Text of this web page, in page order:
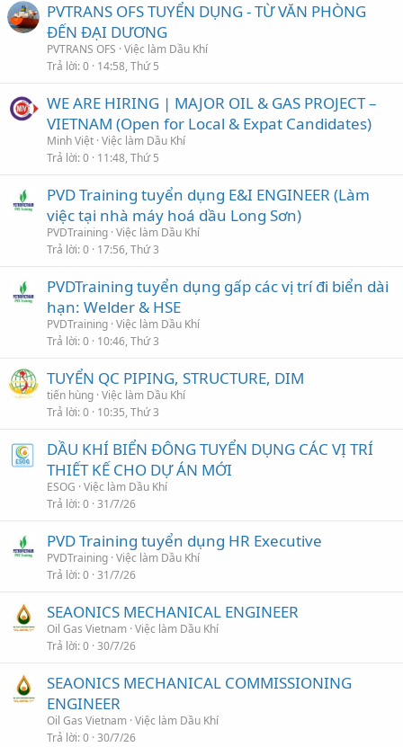
PVTRANS OFS TUYỂN DỤNG - TỪ VĂN PHÒNG
ĐẾN ĐẠI DƯƠNG
PVTRANS OFS Việc làm Dầu Khí
Trả lời 0 14:58, Thứ 5
WE ARE HIRING | MAJOR OIL & GAS PROJECT –
VIETNAM (Open for Local & Expat Candidates)
Minh Việt Việc làm Dầu Khí
Trả lời 0 11:48, Thứ 5
PVD Training tuyển dụng E&I ENGINEER (Làm
việc tại nhà máy hoá dầu Long Sơn)
PVDTraining Việc làm Dầu Khí
Trả lời 0 17:56, Thứ 3
PVDTraining tuyển dụng gấp các vị trí đi biển dài
hạn: Welder & HSE
PVDTraining Việc làm Dầu Khí
Trả lời 0 10:46, Thứ 3
TUYỂN QC PIPING, STRUCTURE, DIM
tiến hùng Việc làm Dầu Khí
Trả lời 0 10:35, Thứ 3
DẦU KHÍ BIỂN ĐÔNG TUYỂN DỤNG CÁC VỊ TRÍ
THIẾT KẾ CHO DỰ ÁN MỚI
ESOG Việc làm Dầu Khí
Trả lời 0 31/7/26
PVD Training tuyển dụng HR Executive
PVDTraining Việc làm Dầu Khí
Trả lời 0 31/7/26
SEAONICS MECHANICAL ENGINEER
Oil Gas Vietnam Việc làm Dầu Khí
Trả lời 0 30/7/26
SEAONICS MECHANICAL COMMISSIONING
ENGINEER
Oil Gas Vietnam Việc làm Dầu Khí
Trả lời 0 30/7/26